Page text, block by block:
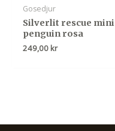
Gosedjur
Silverlit rescue mini
penguin rosa
249,00 kr